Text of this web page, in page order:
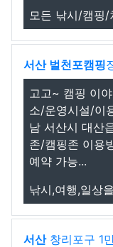
모든 낚시/캠핑/
서산 벌천포캠핑
고고~ 캠핑 이
소/운영시설/이
남 서산시 대산
존/캠핑존 이용
예약 가능...
낚시,여행,일상
서산창리포구 1